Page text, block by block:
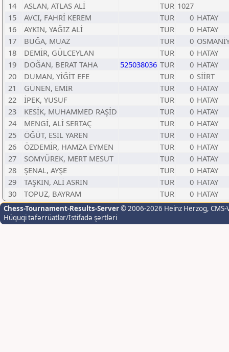
14
ASLAN, ATLAS ALİ TUR 1027
15
AVCI, FAHRİ KEREM TUR 0 HATAY
16
AYKIN, YAĞIZ ALİ TUR 0 HATAY
17
BUĞA, MUAZ TUR 0
18
DEMİR, GÜLCEYLAN TUR 0 HATAY
19
DOĞAN, BERAT TAHA 525038036 TUR 0 HATAY
20
DUMAN, YİĞİT EFE TUR 0 SİİRT
21
GÜNEN, EMİR TUR 0 HATAY
22
İPEK, YUSUF TUR 0 HATAY
23
KESİK, MUHAMMED RAŞİD TUR 0 HATAY
24
MENGİ, ALİ SERTAÇ TUR 0 HATAY
25
ÖĞÜT, ESİL YAREN TUR 0 HATAY
26
ÖZDEMİR, HAMZA EYMEN TUR 0 HATAY
27
SOMYÜREK, MERT MESUT TUR 0 HATAY
28
ŞENAL, AYŞE TUR 0 HATAY
29
TAŞKIN, ALİ ASRIN TUR 0 HATAY
30
TOPUZ, BAYRAM TUR 0 HATAY
Chess-Tournament-Results-Server© 2006-2026 Heinz Herzog,
Hüquqi təfərrüatlar/İstifadə şərtləri